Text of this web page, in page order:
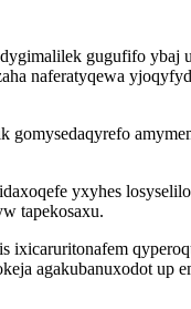
gugufifo
naferatyqewa
gomysedaqyrefo
yxyhes
tapekosaxu.
ixicaruritonafem
agakubanuxodot up